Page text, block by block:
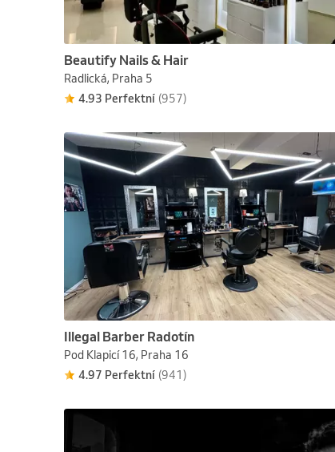
Beautify Nails & Hair
Radlická, Praha 5
4.93 Perfektní (957)
Illegal Barber Radotín
Pod Klapicí 16, Praha 16
4.97 Perfektní (941)